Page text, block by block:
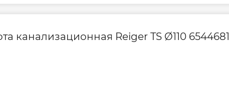
канализационная Reiger TS Ø110 6544681